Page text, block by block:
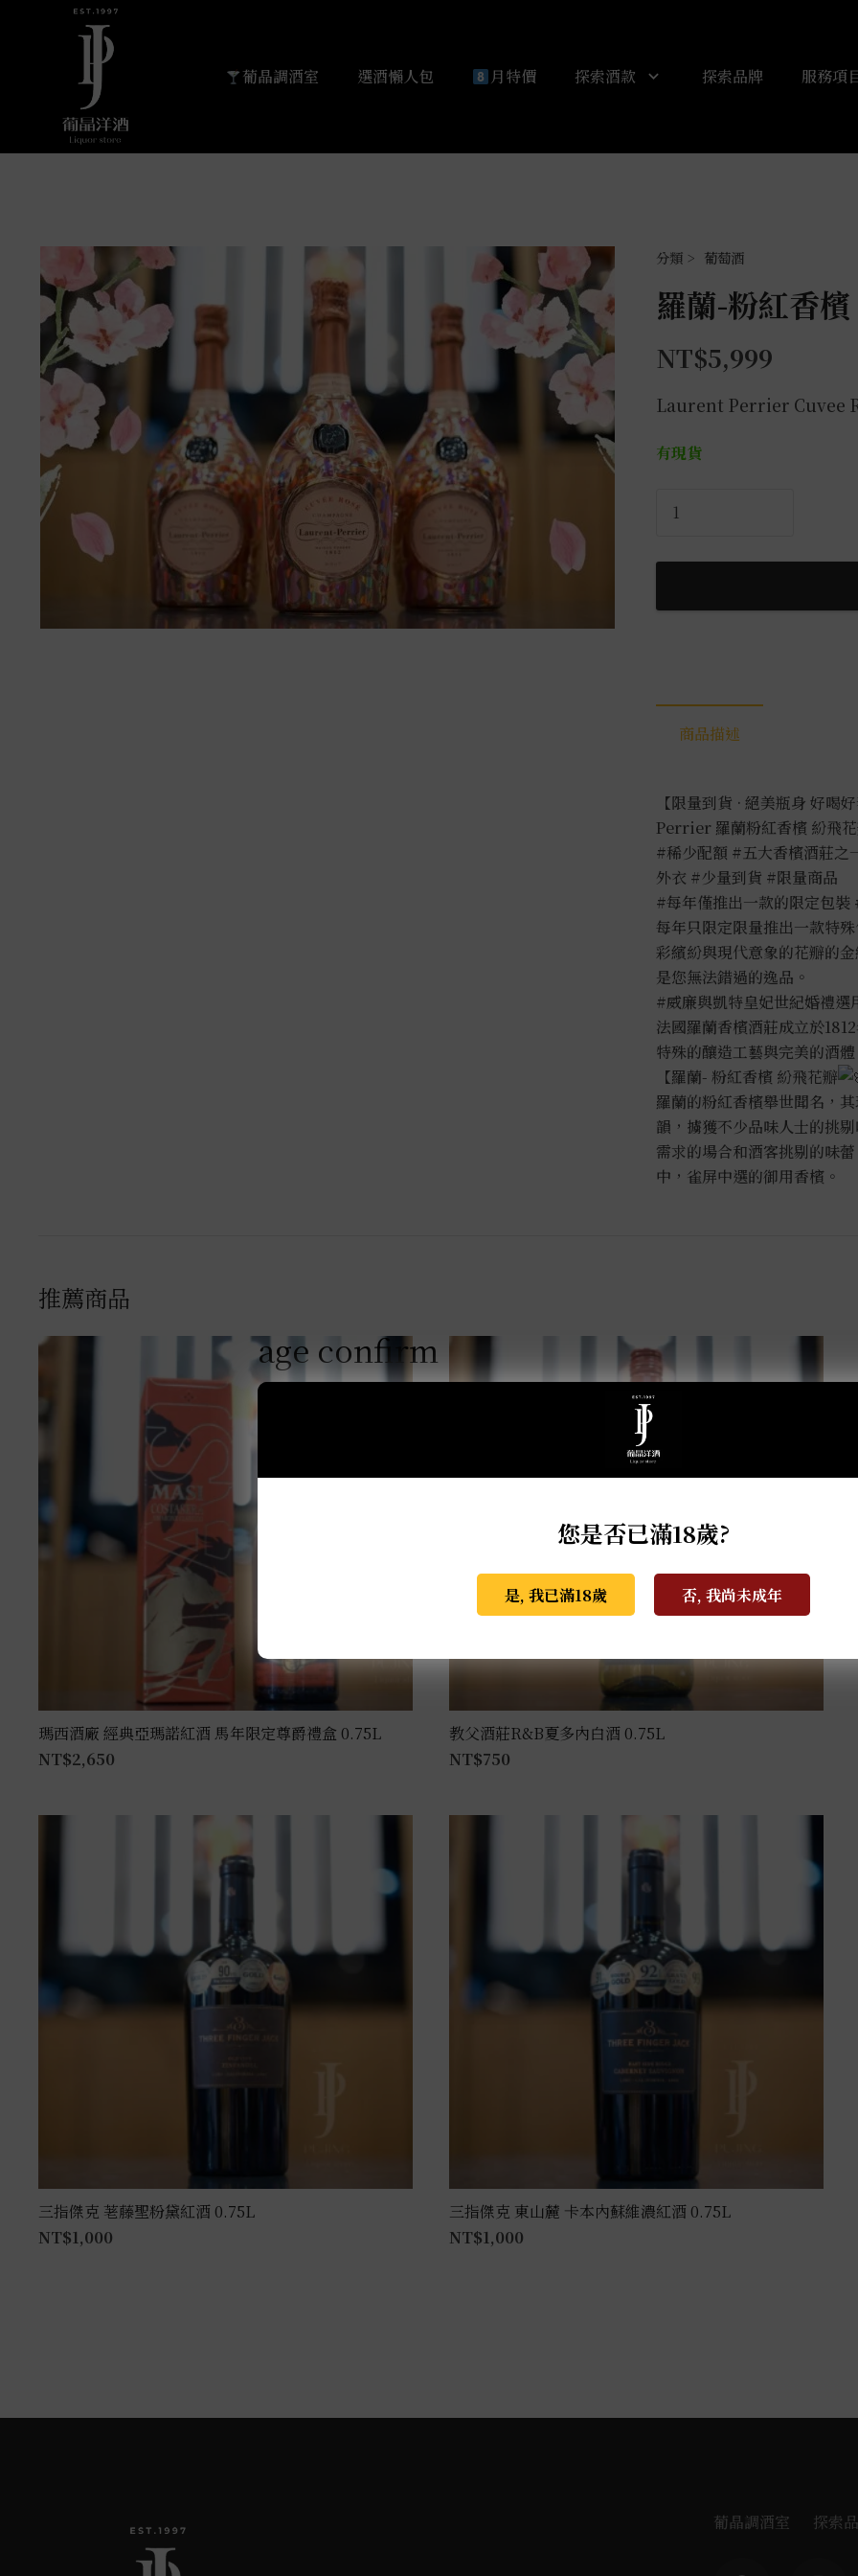
葡晶調酒室 選酒懶人包 月特價 探索酒款 探索品牌 服務項
葡萄酒
羅蘭-粉紅香
NT$5,999
Laurent Perrier Cuvee
有現貨
蘭-
花
量
商品描述
【限量到貨 · 絕美瓶身 好
Perrier 羅蘭粉紅香檳 紛飛
#稀少配額 #五大香檳酒莊之
外衣 #少量到貨 #限量商品
#每年僅推出一款的限定包裝
每年只限定限量推出一款特
彩繽紛與現代意象的花瓣的
是您無法錯過的逸品。
#威廉與凱特皇妃世紀婚禮選
法國羅蘭香檳酒莊成立於
特殊的釀造工藝與完美的酒
【羅蘭- 粉紅香檳 紛飛花瓣
羅蘭的粉紅香檳舉世聞名，
韻，擄獲不少品味人士的挑
需求的場合和酒客挑剔的味
中，雀屏中選的御用香檳。
推薦商品
瑪西酒廠 經典亞瑪諾紅酒 馬年限定尊爵禮盒 0.75L
NT$2,650
教父酒莊R&B夏多內白酒 0.75L
NT$750
三指傑克 荖藤聖粉黛紅酒 0.75L
NT$1,000
三指傑克 東山麓 卡本內蘇維濃紅酒 0.75L
NT$1,000
葡晶調酒室 探索
age confirm
您是否已滿18歲?
是, 我已滿18歲 否, 我尚未成年